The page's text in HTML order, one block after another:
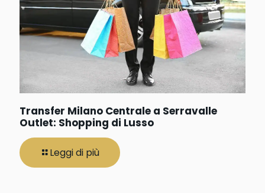
Transfer Milano Centrale a Serravalle
Outlet: Shopping di Lusso
Leggi di più